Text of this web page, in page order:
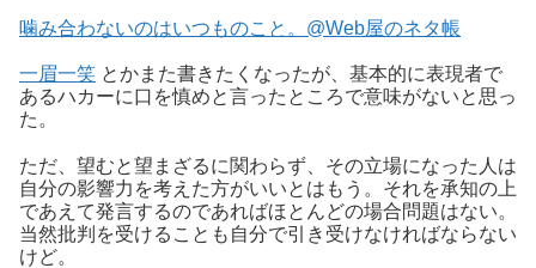
噛み合わないのはいつものこと。@Web屋のネタ帳
一眉一笑 とかまた書きたくなったが、基本的に表現者で
あるハカーに口を慎めと言ったところで意味がないと思っ
た。
ただ、望むと望まざるに関わらず、その立場になった人は
自分の影響力を考えた方がいいとはもう。それを承知の上
であえて発言するのであればほとんどの場合問題はない。
当然批判を受けることも自分で引き受けなければならない
けど。